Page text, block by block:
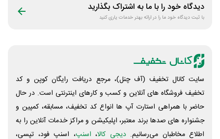
دیدگاه خود را با ما به اشتراک بگذارید
با ثبت دیدگاه خود ما را در ارائه بهتر خدمات یاری کنید
سایت کانال تخفیف (آف چنل)، مرجع دریافت رایگان کوپن و کد
تخفیف فروشگاه های آنلاین و کسب و‌ کارهای اینترنتی است. در حال
حاضر با همراهی استارت آپ ها انواع کد تخفیف، مسابقه، کمپین و
جشنواره های صدها برند معتبر، اپلیکیشن و مراکز خدمات آنلاین را به
اطلاع مخاطبان می‌رسانیم. دیجی کالا، اسنپ، اسنپ فود، تپسی،